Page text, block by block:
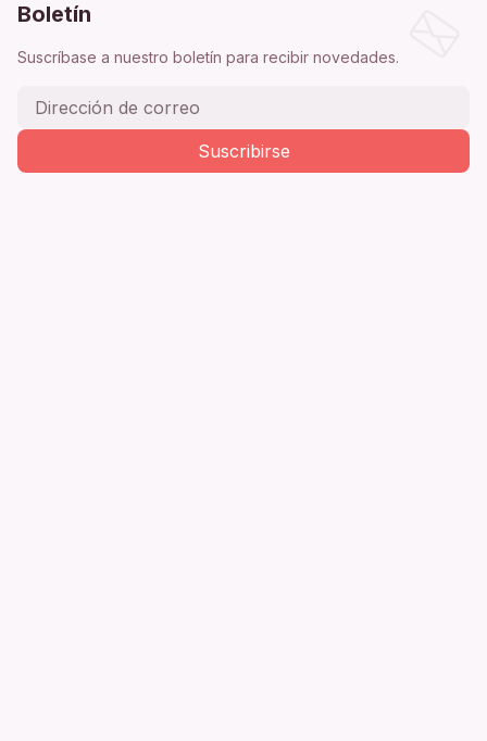
Boletín
Suscríbase a nuestro boletín para recibir novedades.